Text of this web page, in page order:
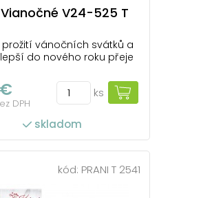
V24-525 T
prožití vánočních svátků a
do nového roku přeje
DPH
ks
skladom
kód: PRANI T 2541